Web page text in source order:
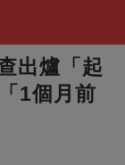
出爐「起
1個月前